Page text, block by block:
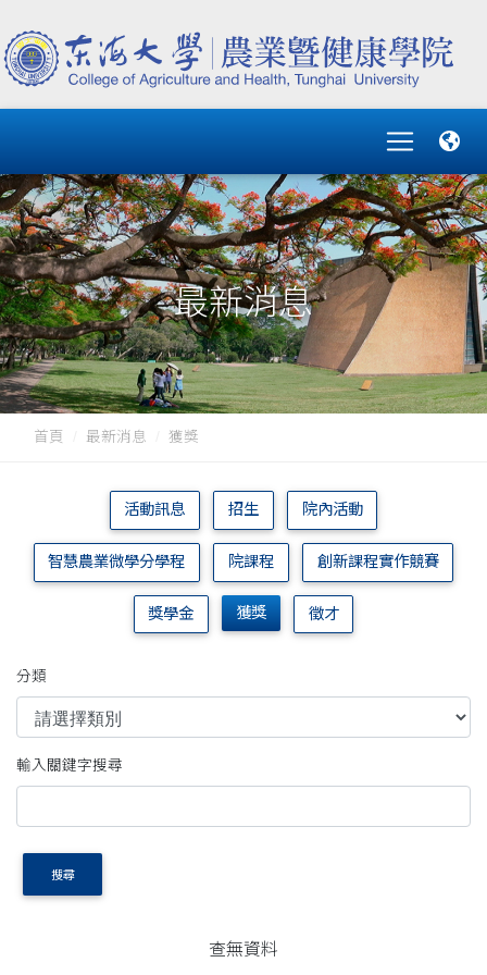
最新消息
首頁 最新消息 獲獎
活動訊息 招生 院內活動
智慧農業微學分學程 院課程 創新課程實作競賽
獎學金 獲獎 徵才
分類
輸入關鍵字搜尋
搜尋
查無資料